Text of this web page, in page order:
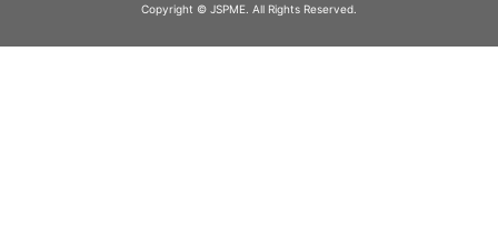
Copyright © JSPME. All Rights Reserved.